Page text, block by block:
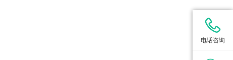
电话咨询